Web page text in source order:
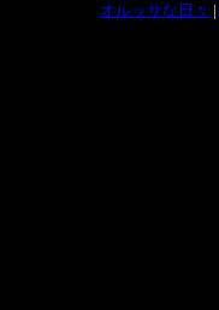
オルッサな日々 |